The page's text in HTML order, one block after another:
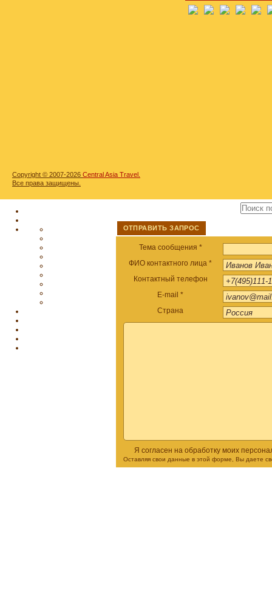
Copyright © 2007-2026 Central Asia Travel.
Все права защищены.
ОТПРАВИТЬ ЗАПРОС
Тема сообщения *
ФИО контактного лица *
Контактный телефон
E-mail *
Страна
Я согласен на обработку моих
Оставляя свои данные в этой форме, Вы даете